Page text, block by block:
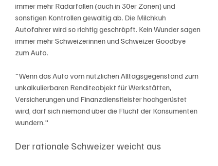
immer mehr Radarfallen (auch in 30er Zonen) und
sonstigen Kontrollen gewaltig ab. Die Milchkuh
Autofahrer wird so richtig geschröpft. Kein Wunder sagen
immer mehr Schweizerinnen und Schweizer Goodbye
zum Auto.
"Wenn das Auto vom nützlichen Alltagsgegenstand zum
unkalkulierbaren Renditeobjekt für Werkstätten,
Versicherungen und Finanzdienstleister hochgerüstet
wird, darf sich niemand über die Flucht der Konsumenten
wundern."
Der rationale Schweizer weicht aus